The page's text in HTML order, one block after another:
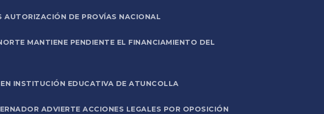
AUTORIZACIÓN DE PROVÍAS NACIONAL
MANTIENE PENDIENTE EL FINANCIAMIENTO DEL
INSTITUCIÓN EDUCATIVA DE ATUNCOLLA
ADVIERTE ACCIONES LEGALES POR OPOSICIÓN